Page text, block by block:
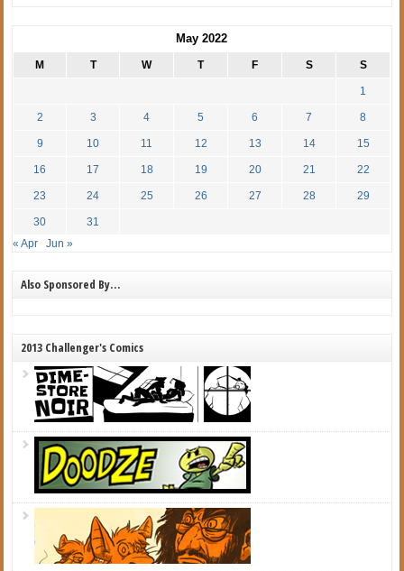
May 2022
M T W T F S S
1
2 3 4 5 6 7 8
9 10 11 12 13 14 15
16 17 18 19 20 21 22
23 24 25 26 27 28 29
30
31
« Apr
Jun »
Also Sponsored By…
2013 Challenger's Comics